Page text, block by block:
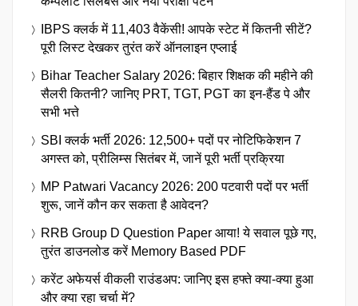
IBPS क्लर्क में 11,403 वैकेंसी! आपके स्टेट में कितनी सीटें?
पूरी लिस्ट देखकर तुरंत करें ऑनलाइन एप्लाई
Bihar Teacher Salary 2026: बिहार शिक्षक की महीने की
सैलरी कितनी? जानिए PRT, TGT, PGT का इन-हैंड पे और
सभी भत्ते
SBI क्लर्क भर्ती 2026: 12,500+ पदों पर नोटिफिकेशन 7
अगस्त को, प्रीलिम्स सितंबर में, जानें पूरी भर्ती प्रक्रिया
MP Patwari Vacancy 2026: 200 पटवारी पदों पर भर्ती
शुरू, जानें कौन कर सकता है आवेदन?
RRB Group D Question Paper आया! ये सवाल पूछे गए,
तुरंत डाउनलोड करें Memory Based PDF
करेंट अफेयर्स वीकली राउंडअप: जानिए इस हफ्ते क्या-क्या हुआ
और क्या रहा चर्चा में?